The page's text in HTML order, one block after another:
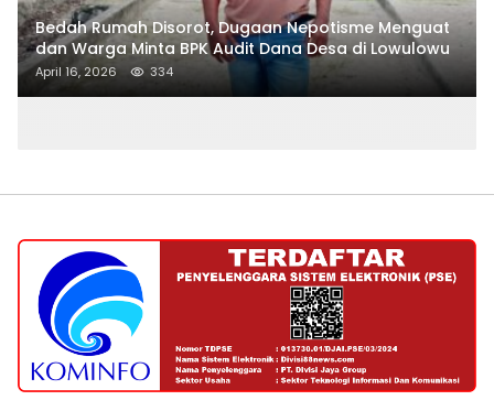
Bedah Rumah Disorot, Dugaan Nepotisme Menguat
dan Warga Minta BPK Audit Dana Desa di Lowulowu
April 16, 2026 334